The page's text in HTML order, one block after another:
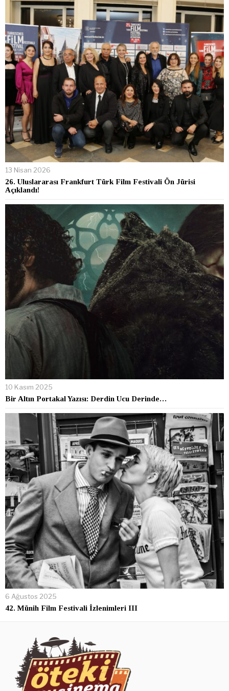
13 Nisan 2026
26. Uluslararası Frankfurt Türk Film Festivali Ön Jürisi
Açıklandı!
10 Kasım 2025
Bir Altın Portakal Yazısı: Derdin Ucu Derinde…
6 Ağustos 2025
42. Münih Film Festivali İzlenimleri III